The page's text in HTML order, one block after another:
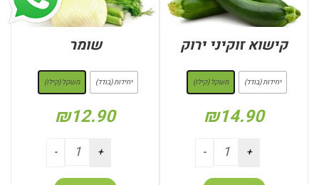
קישוא זוקיני ירוק
יחידות (בודד) משקל (קילו)
₪14.90
שומר
יחידות (בודד) משקל (קילו)
₪12.90